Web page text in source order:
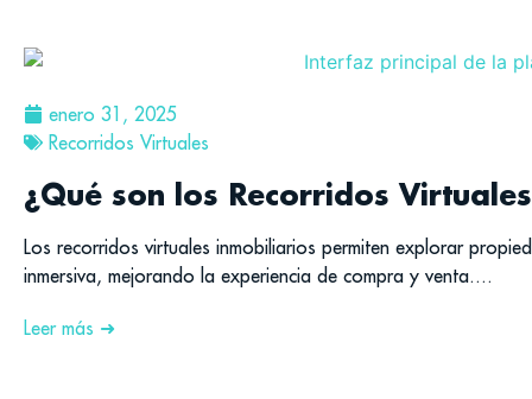
enero 31, 2025
Recorridos Virtuales
¿Qué son los Recorridos
Los recorridos virtuales inmobiliarios permiten explorar
inmersiva, mejorando la experiencia de compra y venta....
Leer más ➜